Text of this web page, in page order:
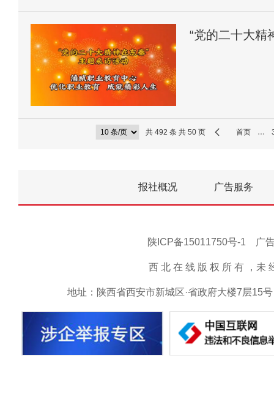
“党的二十大
共 492 条 共 50 页 首页 …
报社概况 广告服务
陕ICP备15011750号-1 广
西 北 在 线 版 权 所 有 ，未
地址：陕西省西安市新城区·省政府大楼7层